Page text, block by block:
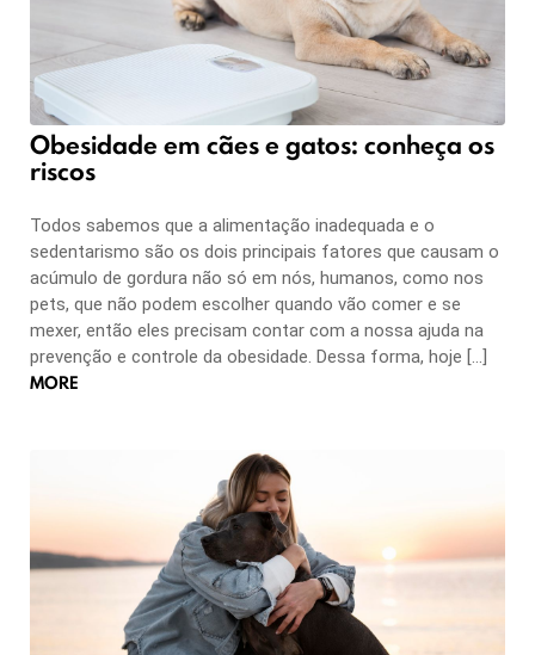
Obesidade em cães e gatos: conheça os
riscos
Todos sabemos que a alimentação inadequada e o
sedentarismo são os dois principais fatores que causam o
acúmulo de gordura não só em nós, humanos, como nos
pets, que não podem escolher quando vão comer e se
mexer, então eles precisam contar com a nossa ajuda na
prevenção e controle da obesidade. Dessa forma, hoje […]
MORE